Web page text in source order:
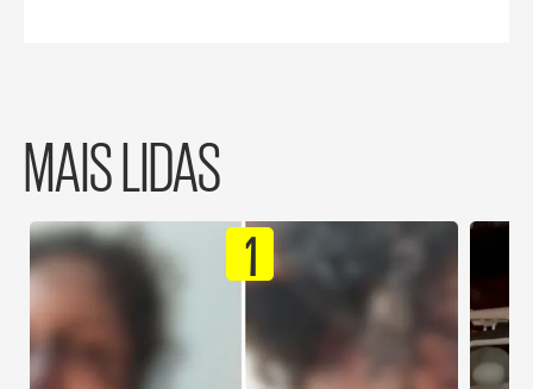
MAIS LIDAS
1